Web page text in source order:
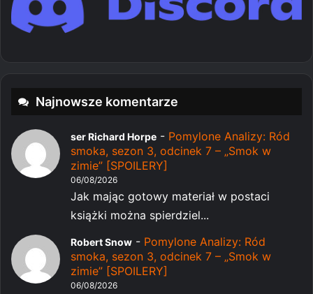
Najnowsze komentarze
ser Richard Horpe - Pomylone Analizy: Ród
smoka, sezon 3, odcinek 7 – „Smok w
zimie” [SPOILERY]
06/08/2026
Jak mając gotowy materiał w postaci
książki można spierdziel...
Robert Snow - Pomylone Analizy: Ród
smoka, sezon 3, odcinek 7 – „Smok w
zimie” [SPOILERY]
06/08/2026